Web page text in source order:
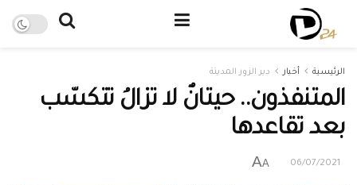
الرئيسية أخبار دير الزور المدينة
المتنفذون.. حيتانٌ لا تزالُ تتكسّب
بعد تقاعدها
06/07/2021
A
A